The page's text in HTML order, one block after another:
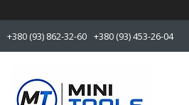
+380 (93) 862-32-60 +380 (93) 453-26-04